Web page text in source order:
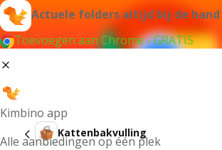
Actuele folders altijd bij de hand
Toevoegen aan Chrome - GRATIS
Kimbino app
Alle aanbiedingen op één plek
Kattenbakvulling